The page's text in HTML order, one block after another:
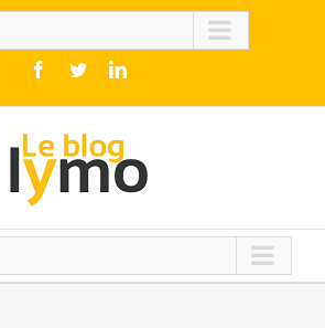
Facebook
TwitterLinkedIn